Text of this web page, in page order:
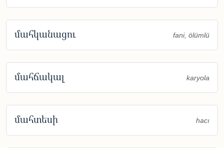
մահկանացու fani, ölümlü
մահճակալ karyola
մահտեսի hacı